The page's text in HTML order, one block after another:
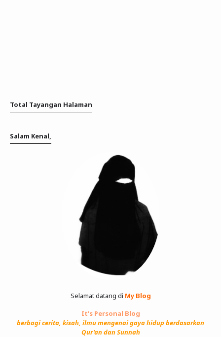
Total Tayangan Halaman
Salam Kenal,
Selamat datang di My Blog
It's Personal Blog
berbagi cerita, kisah, ilmu mengenai gaya hidup berdasarkan
Qur'an dan Sunnah